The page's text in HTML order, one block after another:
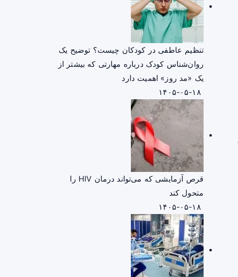
تنظیم عاطفی در کودکان چیست؟ توضیح یک
روان‌شناس کودک درباره مهارتی که بیشتر از
یک «مد روز» اهمیت دارد
قرص آزمایشی که می‌تواند درمان HIV را
متحول کند